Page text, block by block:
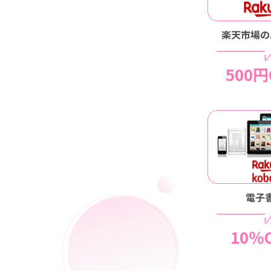
楽天市場
500
電子
10％